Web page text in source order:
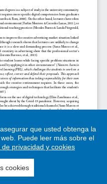
que usted obtenga la
Puede leer más sobre el
de privacidad y cookies
cookies